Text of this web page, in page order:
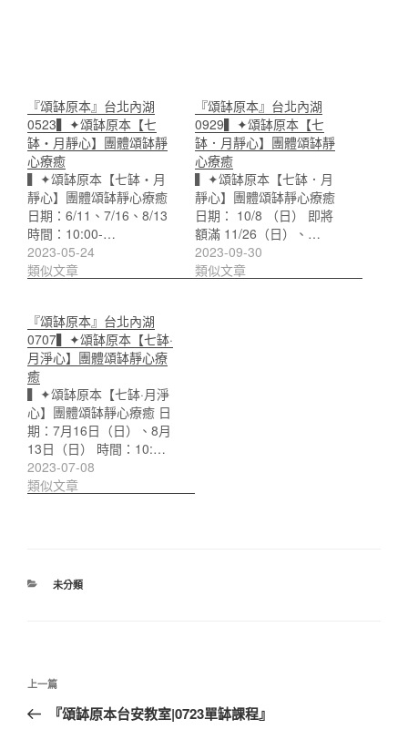
『頌缽原本』台北內湖
0523▍✦頌缽原本【七
缽・月靜心】團體頌缽靜
心療癒
▍✦頌缽原本【七缽・月
靜心】團體頌缽靜心療癒
日期：6/11、7/16、8/13
時間：10:00-…
2023-05-24
類似文章
『頌缽原本』台北內湖
0929▍✦頌缽原本【七
缽．月靜心】團體頌缽靜
心療癒
▍✦頌缽原本【七缽．月
靜心】團體頌缽靜心療癒
日期： 10/8 （日） 即將
額滿 11/26（日）、…
2023-09-30
類似文章
『頌缽原本』台北內湖
0707▍✦頌缽原本【七缽·
月淨心】團體頌缽靜心療
癒
▍✦頌缽原本【七缽·月淨
心】團體頌缽靜心療癒 日
期：7月16日（日）、8月
13日（日） 時間：10:…
2023-07-08
類似文章
分
未分類
文
導
上
一
上一篇
『頌缽原本台安教室|0723單缽課程』